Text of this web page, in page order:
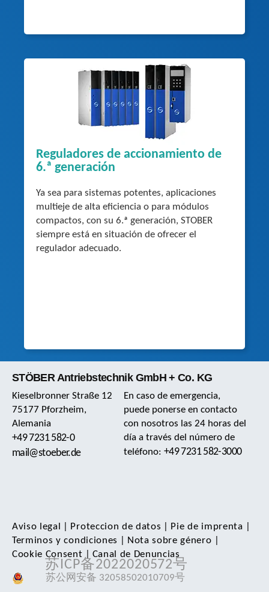
Reguladores de accionamiento de
6.ª generación
Ya sea para sistemas potentes, aplicaciones
multieje de alta eficiencia o para módulos
compactos, con su 6.ª generación, STOBER
siempre está en situación de ofrecer el
regulador adecuado.
STÖBER Antriebstechnik GmbH + Co. KG
Kieselbronner Straße 12
75177 Pforzheim,
Alemania
+49 7231 582-0
mail@stoeber.de
En caso de emergencia,
puede ponerse en contacto
con nosotros las 24 horas del
día a través del número de
teléfono:+49 7231 582-3000
Aviso legal Proteccion de datos Pie de imprenta
Terminos y condiciones
Nota sobre género
Cookie Consent
Canal de Denuncias
苏ICP备2022020572号
苏公网安备 32058502010709号